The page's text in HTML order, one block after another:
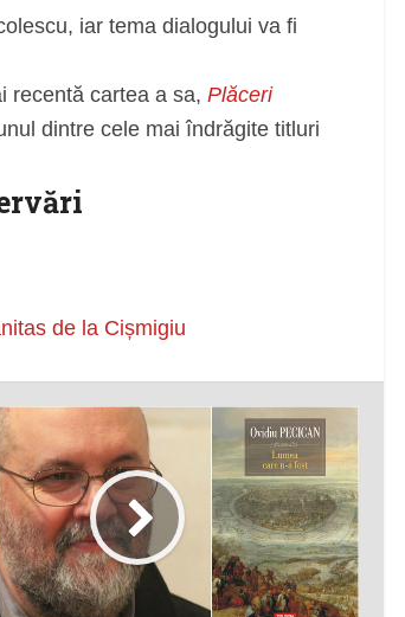
iar tema dialogului va fi
recentă cartea a sa, Plăceri
dintre cele mai îndrăgite titluri
de la Cișmigiu